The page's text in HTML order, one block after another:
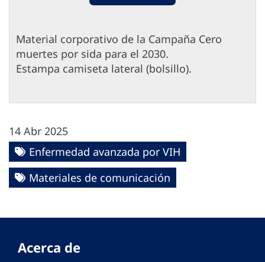
Material corporativo de la Campaña Cero
muertes por sida para el 2030.
Estampa camiseta lateral (bolsillo).
14 Abr 2025
Enfermedad avanzada por VIH
Materiales de comunicación
Acerca de